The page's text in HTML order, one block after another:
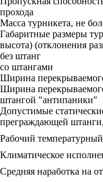
прохода
Масса турникета, не
Габаритные размеры
высота) (отклонения
без штанг
со штангами
Ширина
Ширина
штангой "антипаники"
Допустимые
преграждающей
Рабочий
Климатическое
Средняя наработка на